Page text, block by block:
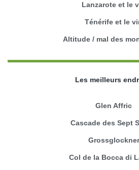
Lanzarote et le
Ténérife et le
Altitude / mal des
Les meilleurs
Glen Affric
Cascade des Sept
Grossglockner
Col de la Bocca di